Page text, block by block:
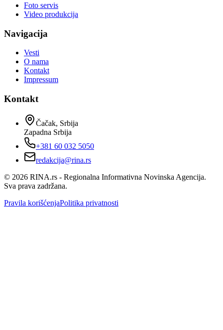
Foto servis
Video produkcija
Navigacija
Vesti
O nama
Kontakt
Impressum
Kontakt
Čačak, Srbija
Zapadna Srbija
+381 60 032 5050
redakcija@rina.rs
© 2026 RINA.rs - Regionalna Informativna Novinska Agencija.
Sva prava zadržana.
Pravila korišćenjaPolitika privatnosti